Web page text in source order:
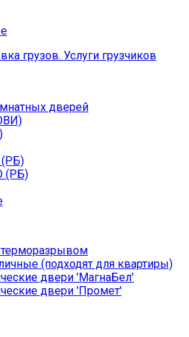
грузов. Услуги грузчиков
дверей
(РБ)
(подходят для квартиры)
двери 'МагнаБел'
двери 'Промет'